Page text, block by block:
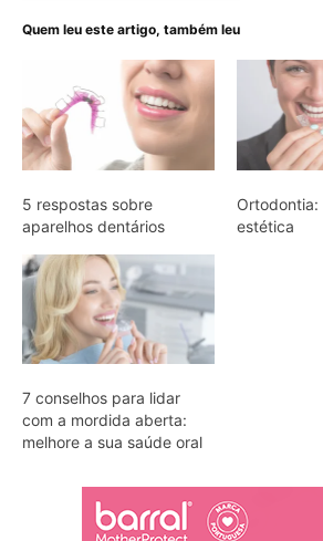
Quem leu este artigo, também leu
5 respostas sobre
aparelhos dentários
Ortodontia:
estética
7 conselhos para lidar
com a mordida aberta:
melhore a sua saúde oral